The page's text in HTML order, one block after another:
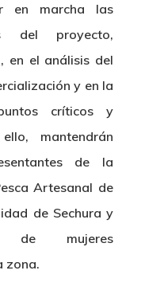
en marcha las
del proyecto,
en el análisis del
y en la
críticos y
mantendrán
de la
Artesanal de
de Sechura y
de mujeres
zona.